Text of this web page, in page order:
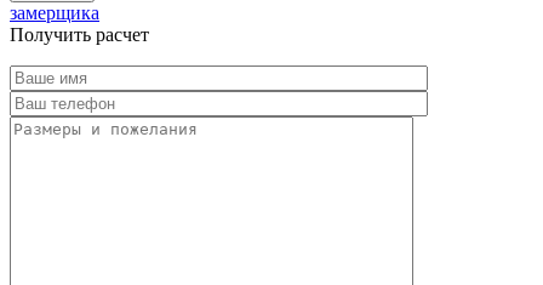
замерщика
Получить расчет